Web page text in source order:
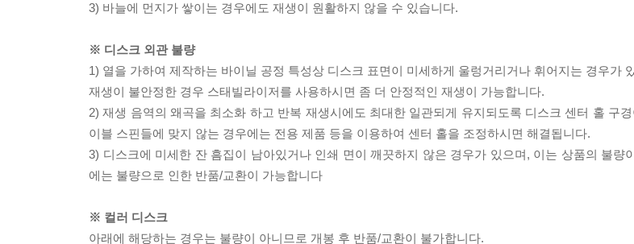
3) 바늘에 먼지가 쌓이는 경우에도 재생이 원활하지 않을 수 있습니다.
※ 디스크 외관 불량
1) 열을 가하여 제작하는 바이닐 공정 특성상 디스크 표면이 미세하게 울렁거리거나 휘어지는 경우가
재생이 불안정한 경우 스태빌라이저를 사용하시면 좀 더 안정적인 재생이 가능합니다.
2) 재생 음역의 왜곡을 최소화 하고 반복 재생시에도 최대한 일관되게 유지되도록 디스크 센터 홀 구
이블 스핀들에 맞지 않는 경우에는 전용 제품 등을 이용하여 센터 홀을 조정하시면 해결됩니다.
3) 디스크에 미세한 잔 흠집이 남아있거나 인쇄 면이 깨끗하지 않은 경우가 있으며, 이는 상품의 불량
에는 불량으로 인한 반품/교환이 가능합니다
※ 컬러 디스크
아래에 해당하는 경우는 불량이 아니므로 개봉 후 반품/교환이 불가합니다.